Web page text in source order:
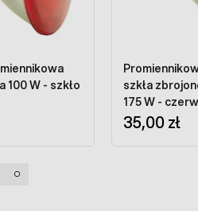
W - szkło
szkła
175 W -
35,00 zł